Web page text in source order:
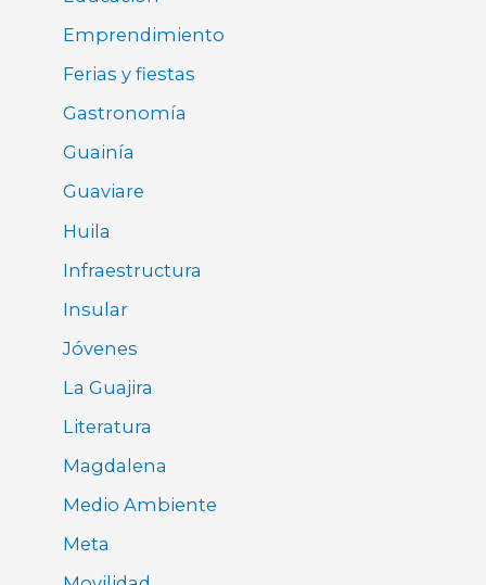
Emprendimiento
Ferias y fiestas
Gastronomía
Guainía
Guaviare
Huila
Infraestructura
Insular
Jóvenes
La Guajira
Literatura
Magdalena
Medio Ambiente
Meta